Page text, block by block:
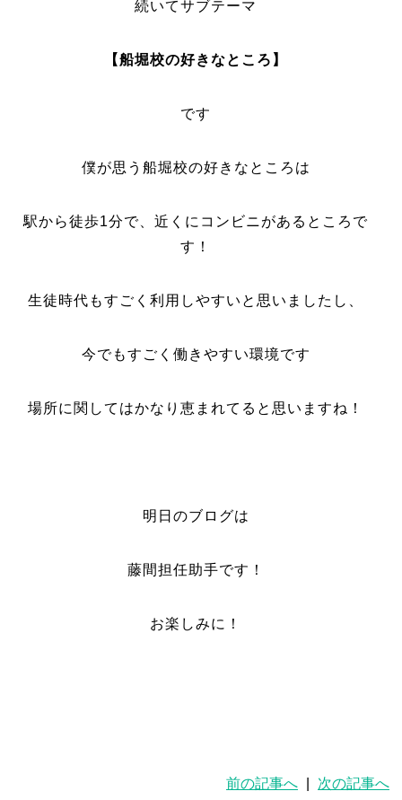
続いてサブテーマ
【船堀校の好きなところ】
です
僕が思う船堀校の好きなところは
駅から徒歩1分で、近くにコンビニがあるところで
す！
生徒時代もすごく利用しやすいと思いましたし、
今でもすごく働きやすい環境です
場所に関してはかなり恵まれてると思いますね！
明日のブログは
藤間担任助手です！
お楽しみに！
前の記事へ 次の記事へ